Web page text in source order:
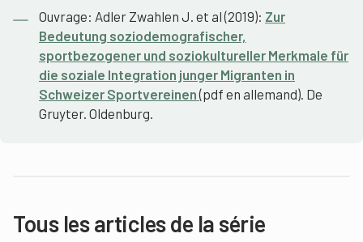
Ouvrage: Adler Zwahlen J. et al (2019): Zur
Bedeutung soziodemografischer,
sportbezogener und soziokultureller Merkmale für
die soziale Integration junger Migranten in
Schweizer Sportvereinen(pdf en allemand). De
Gruyter. Oldenburg.
Tous les articles de la série